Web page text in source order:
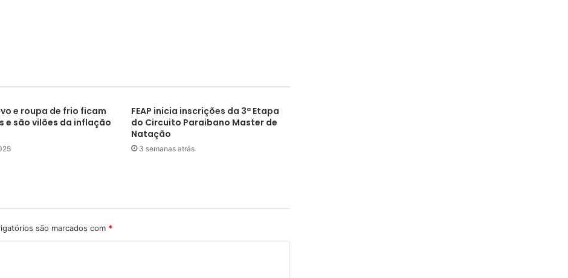
e roupa de frio ficam
e são vilões da inflação
FEAP inicia inscrições da 3ª Etapa
do Circuito Paraibano Master de
Natação
3 semanas atrás
são marcados com *